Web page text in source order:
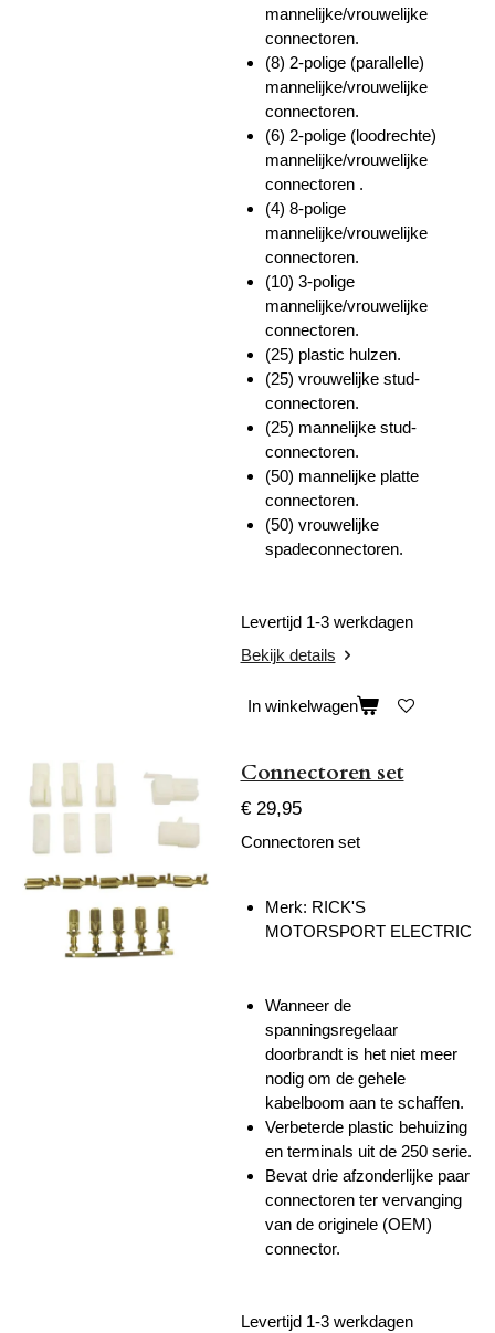
mannelijke/vrouwelijke
connectoren.
(8) 2-polige (parallelle)
mannelijke/vrouwelijke
connectoren.
(6) 2-polige (loodrechte)
mannelijke/vrouwelijke
connectoren .
(4) 8-polige
mannelijke/vrouwelijke
connectoren.
(10) 3-polige
mannelijke/vrouwelijke
connectoren.
(25) plastic hulzen.
(25) vrouwelijke stud-
connectoren.
(25) mannelijke stud-
connectoren.
(50) mannelijke platte
connectoren.
(50) vrouwelijke
spadeconnectoren.
Levertijd 1-3 werkdagen
Bekijk details
In winkelwagen
Connectoren set
€ 29,95
Connectoren set
Merk: RICK'S
MOTORSPORT ELECTRIC
Wanneer de
spanningsregelaar
doorbrandt is het niet meer
nodig om de gehele
kabelboom aan te schaffen.
Verbeterde plastic behuizing
en terminals uit de 250 serie.
Bevat drie afzonderlijke paar
connectoren ter vervanging
van de originele (OEM)
connector.
Levertijd 1-3 werkdagen